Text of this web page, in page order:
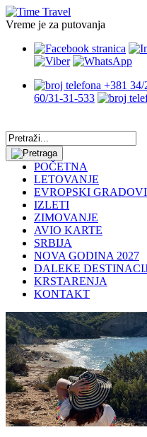
Vreme je za putovanja
+381 34/
60/31-31-533
POČETNA
LETOVANJE
EVROPSKI GRADOVI
IZLETI
ZIMOVANJE
AVIO KARTE
SRBIJA
NOVA GODINA 2027
DALEKE
KRSTARENJA
KONTAKT